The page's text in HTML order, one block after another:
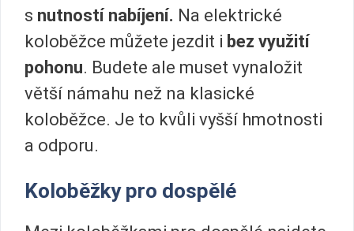
s nutností nabíjení. Na elektrické
koloběžce můžete jezdit i bez využití
pohonu. Budete ale muset vynaložit
větší námahu než na klasické
koloběžce. Je to kvůli vyšší hmotnosti
a odporu.
Koloběžky pro dospělé